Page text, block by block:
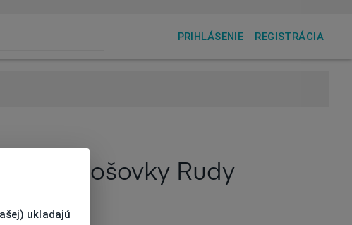
PRIHLÁSENIE REGISTRÁCIA
šošovky Rudy
ukladajú